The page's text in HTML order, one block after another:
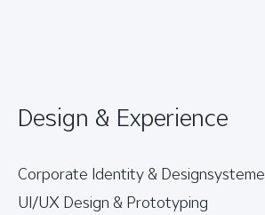
Design & Experience
Corporate Identity & Designsysteme
UI/UX Design & Prototyping